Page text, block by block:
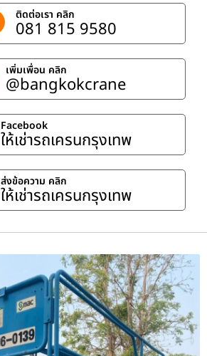
ติดต่อเรา คลิก
081 815 9580
เพิ่มเพื่อน คลิก
@bangkokcrane
Facebook
ให้เช่ารถเครนกรุงเทพ
ส่งข้อความ คลิก
ให้เช่ารถเครนกรุงเทพ